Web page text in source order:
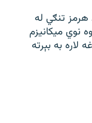
تنګي له
نوي میکانیزم
لاره به بېرته